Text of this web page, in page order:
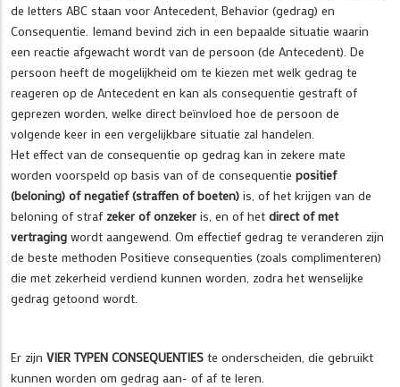
de letters ABC staan voor Antecedent, Behavior (gedrag) en
Consequentie. Iemand bevind zich in een bepaalde situatie waarin
een reactie afgewacht wordt van de persoon (de Antecedent). De
persoon heeft de mogelijkheid om te kiezen met welk gedrag te
reageren op de Antecedent en kan als consequentie gestraft of
geprezen worden, welke direct beïnvloed hoe de persoon de
volgende keer in een vergelijkbare situatie zal handelen.
Het effect van de consequentie op gedrag kan in zekere mate
worden voorspeld op basis van of de consequentie positief
(beloning) of negatief (straffen of boeten) is, of het krijgen van de
beloning of straf zeker of onzeker is, en of het direct of met
vertraging wordt aangewend. Om effectief gedrag te veranderen zijn
de beste methoden Positieve consequenties (zoals complimenteren)
die met zekerheid verdiend kunnen worden, zodra het wenselijke
gedrag getoond wordt.
Er zijn VIER TYPEN CONSEQUENTIES te onderscheiden, die gebruikt
kunnen worden om gedrag aan- of af te leren.